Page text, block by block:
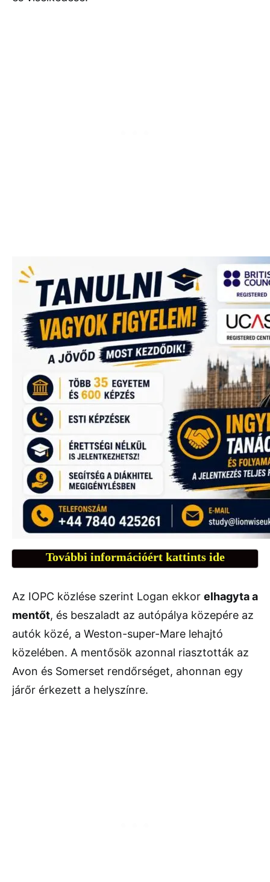
További információért kattints ide
Az IOPC közlése szerint Logan ekkor elhagyta a
mentőt, és beszaladt az autópálya közepére az
autók közé, a Weston-super-Mare lehajtó
közelében. A mentősök azonnal riasztották az
Avon és Somerset rendőrséget, ahonnan egy
járőr érkezett a helyszínre.